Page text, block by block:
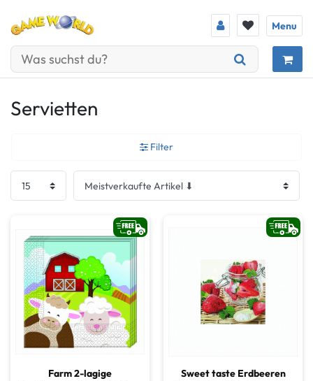
Menu
Servietten
Filter
Farm 2-lagige
Sweet taste Erdbeeren